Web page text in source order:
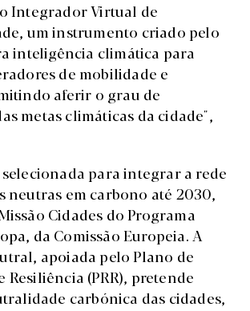
Integrador Virtual de
um instrumento criado pelo
inteligência climática para
de mobilidade e
aferir o grau de
metas climáticas da cidade",
para integrar a rede
neutras em carbono até 2030,
Cidades do Programa
da Comissão Europeia. A
apoiada pelo Plano de
Resiliência (PRR), pretende
carbónica das cidades,